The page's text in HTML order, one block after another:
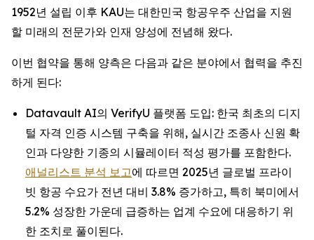
1952년 설립 이후 KAU는 대한민국 항공우주 산업을 지원
할 미래의 전문가와 인재 양성에 전념해 왔다.
이번 협약을 통해 양측은 다음과 같은 분야에서 협력을 추진
하게 된다:
Datavault AI의 VerifyU 플랫폼 도입: 한국 최초의 디지
털 자격 인증 시스템 구축을 위해, 실시간 조종사 신원 확
인과 다양한 기종의 시뮬레이터 적성 평가를 포함한다.
애널리스트 분석 보고에 따르면 2025년 글로벌 프라이
빗 항공 수요가 전년 대비 3.8% 증가하고, 특히 북미에서
5.2% 성장한 가운데 급증하는 업계 수요에 대응하기 위
한 조치로 풀이된다.